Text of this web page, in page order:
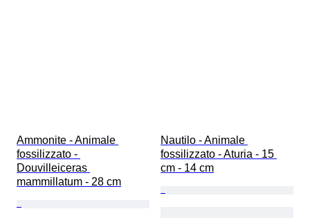
Ammonite - Animale
fossilizzato -
Douvilleiceras
mammillatum - 28 cm
Nautilo - Animale
fossilizzato - Aturia - 15
cm - 14 cm